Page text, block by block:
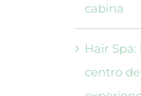
cabina
Hair
centro